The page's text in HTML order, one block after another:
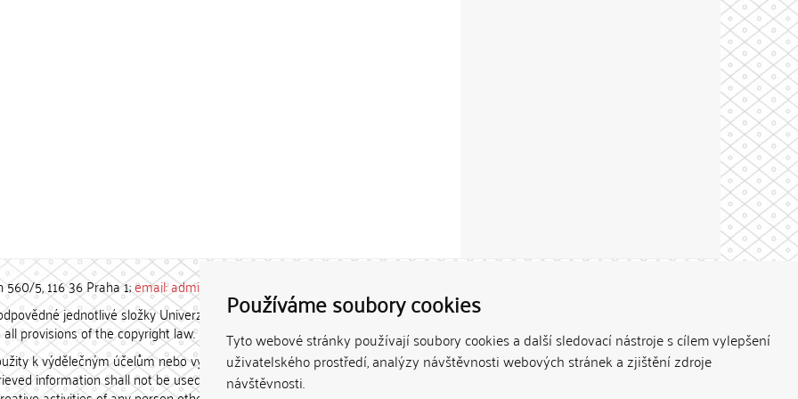
Používáme soubory cookies
Tyto webové stránky používají soubory cookies a další sledovací nástroje s cílem vylepšení
uživatelského prostředí, analýzy návštěvnosti webových stránek a zjištění zdroje
návštěvnosti.
560/5, 116 36 Praha 1;email: admin-repozitar [at] cuni.cz
jednotlivé složky Univerzity Karlovy. / Each constituent
provisions of the copyright law.
k výdělečným účelům nebo vydávány za studijní, vědeckou
information shall not be used for any commercial purposes